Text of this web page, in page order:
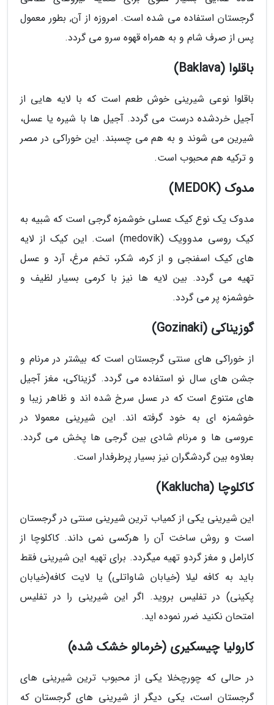
گرجستان استفاده می شده است. امروزه از آن, بطور معمول
پس از صرف شام و به همراه قهوه سرو می گردد.
باقلوا (Baklava)
باقلوا نوعی شیرینی خوش طعم است که با لایه هایی از
آجیل خردشده درست می گردد. آجیل ها با شیره یا عسل،
شیرین می شوند و به هم می چسبند. این خوراکی در مصر
و ترکیه هم محبوب است.
مدوک (MEDOK)
مدوک یک نوع کیک عسلی خوشمزه گرجی است که شبیه به
کیک روسی مدوویک (medovik) است. این کیک از لایه
های کیک اسفنجی و از کره، شکر، تخم مرغ، آرد و عسل
تهیه می گردد. بین لایه ها نیز با کرمی بسیار لظیف و
خوشمزه پر می گردد.
گوزیناکی (Gozinaki)
از خوراکی های سنتی گرجستان است که بیشتر در مرنام و
جشن های سال نو استفاده می گردد. گزیناکی، مغز آجیل
های متنوع است که در عسل سرخ شده اند و ظاهر زیبا و
خوشمزه ای به خود گرفته اند. این شیرینی معمولا در
عروسی ها و مرنام شادی بین گرجی ها پخش می گردد.
بعلاوه بین گردشگران نیز بسیار پرطرفدار است.
کاکلوچا (Kaklucha)
این شیرینی یکی از کمیاب ترین شیرینی سنتی در گرجستان
است و روش ساخت آن را هرکسی نمی داند. کاکلوچا از
کارامل و مغز گردو تهیه میگردد. برای تهیه این شیرینی فقط
باید به کافه لیلا (خیابان شاواتلی) یا لایت کافه(خیابان
پکینی) در تفلیس بروید. اگر این شیرینی را در تفلیس
امتحان نکنید ضرر نموده اید.
کارولیا چیسکیری (خرمالو خشک شده)
در حالی که چورچخلا یکی از محبوب ترین شیرینی های
گرجستان است، یکی دیگر از شیرینی های گرجستان که